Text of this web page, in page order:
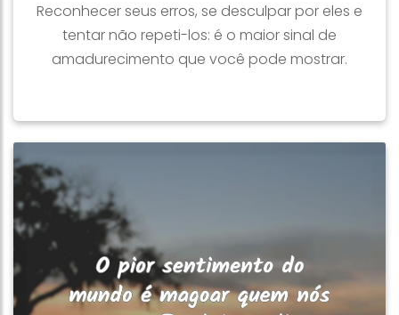
Reconhecer seus erros, se desculpar por eles e
tentar não repeti-los: é o maior sinal de
amadurecimento que você pode mostrar.